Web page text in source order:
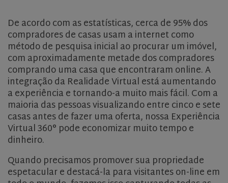
De acordo com as estatísticas, cerca de 95% dos
compradores de casas usam a internet como
método de pesquisa inicial ao procurar um imóvel,
com aproximadamente metade dos compradores
comprando uma casa que encontraram online. A
integração da Realidade Virtual está aumentando
a experiência e tornando-a muito mais fácil. Com a
maioria das pessoas visualizando entre cinco e sete
casas antes de fazer uma oferta, nossa Experiência
Virtual 360° pode economizar muito tempo e
dinheiro.
Quando precisamos promover sua propriedade
espetacular e destacá-la para visitantes on-line em